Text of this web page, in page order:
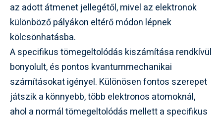
az adott átmenet jellegétől, mivel az elektronok
különböző pályákon eltérő módon lépnek
kölcsönhatásba.
A specifikus tömegeltolódás kiszámítása rendkívül
bonyolult, és pontos kvantummechanikai
számításokat igényel. Különösen fontos szerepet
játszik a könnyebb, több elektronos atomoknál,
ahol a normál tömegeltolódás mellett a specifikus